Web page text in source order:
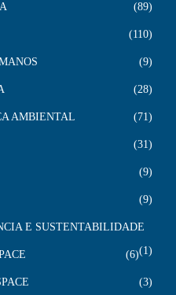
89
110
9
28
AMBIENTAL 71
31
9
9
E SUSTENTABILIDADE
1
6
3